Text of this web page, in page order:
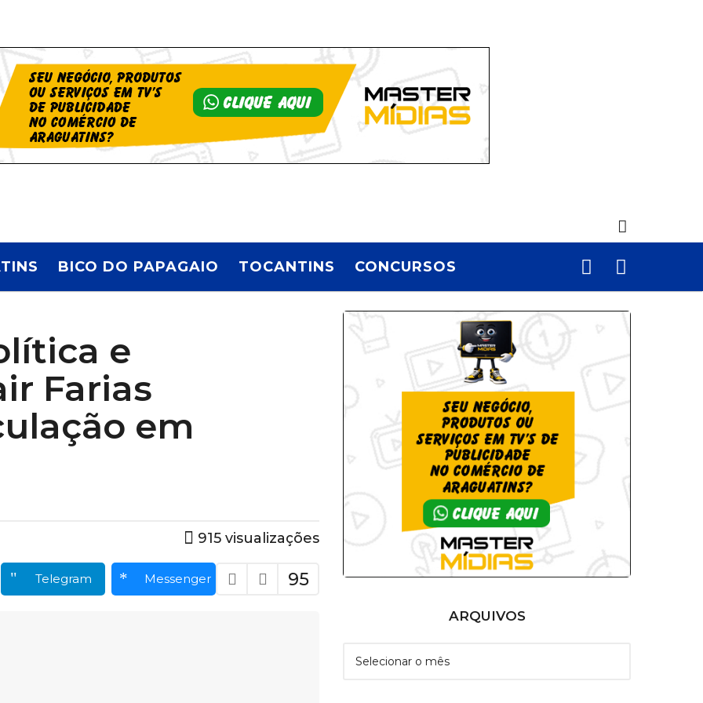
BICO DO PAPAGAIO TOCANTINS CONCURSOS
e
Farias
em
915 visualizações
95
Telegram Messenger
ARQUIVOS